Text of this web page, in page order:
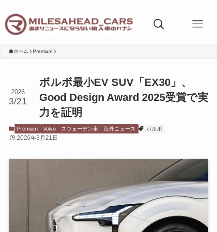
ホーム Premium
ボルボ最小EV SUV「EX30」、
Good Design Award 2025受賞で実
力を証明
2026
3/21
Premium Volvo スウェーデン車 海外ニュース ボルボ
2026年3月21日